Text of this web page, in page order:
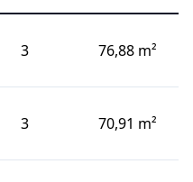
3 76,88 m²
3 70,91 m²